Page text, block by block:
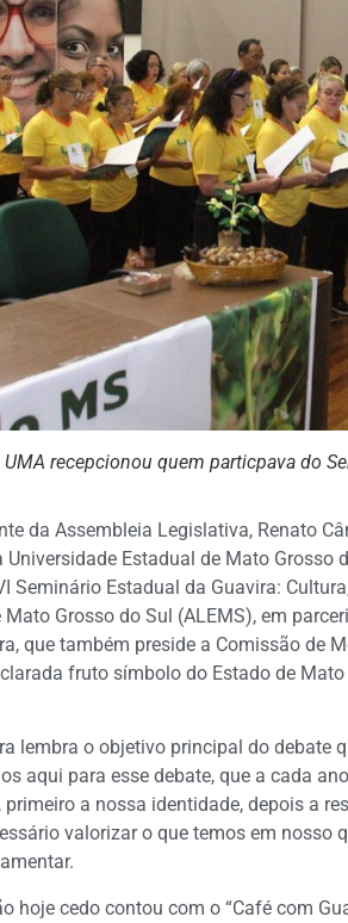
UMA recepcionou quem particpava do
da Assembleia Legislativa, Renato
Universidade Estadual de Mato Grosso
Seminário Estadual da Guavira:
Grosso do Sul (ALEMS), em
que também preside a Comissão de
fruto símbolo do Estado de Mato
lembra o objetivo principal do debate
aqui para esse debate, que a cada
a nossa identidade, depois a
valorizar o que temos em nosso
hoje cedo contou com o “Café com